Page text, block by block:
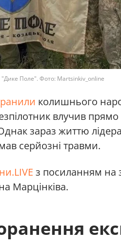
Поле". Фото: Martsinkiv_online
колишнього
влучив прямо
зараз життю
серйозні травми.
з посиланням на
Марцінківа.